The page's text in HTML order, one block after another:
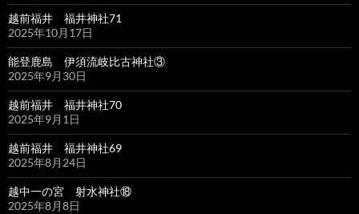
越前福井 福井神社71
2025年10月17日
能登鹿島 伊須流岐比古神社③
2025年9月30日
越前福井 福井神社70
2025年9月1日
越前福井 福井神社69
2025年8月24日
越中一の宮 射水神社⑱
2025年8月8日